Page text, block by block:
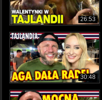
26:53
30:48